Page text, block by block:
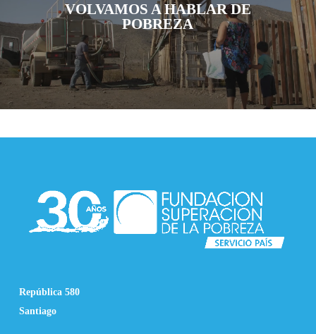
VOLVAMOS A HABLAR DE
POBREZA
República 580
Santiago